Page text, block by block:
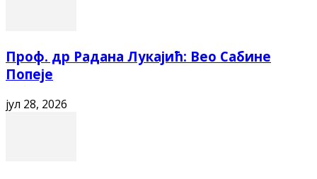
Проф. др Радана Лукајић: Вео Сабине
Попеје
јул 28, 2026